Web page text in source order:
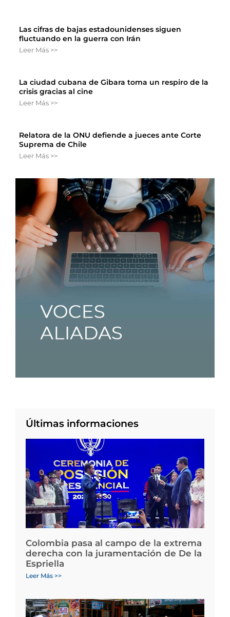
Las cifras de bajas estadounidenses siguen
fluctuando en la guerra con Irán
Leer Más >>
La ciudad cubana de Gibara toma un respiro de la
crisis gracias al cine
Leer Más >>
Relatora de la ONU defiende a jueces ante Corte
Suprema de Chile
Leer Más >>
Últimas informaciones
Colombia pasa al campo de la extrema
derecha con la juramentación de De la
Espriella
Leer Más >>